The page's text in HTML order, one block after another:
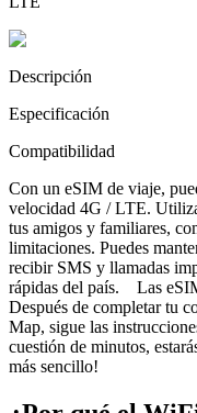
Descripción
Especificación
Compatibilidad
Con un eSIM de viaje,
velocidad 4G / LTE.
tus amigos y familiares,
limitaciones. Puedes
recibir SMS y llamadas
rápidas del país. Las
Después de completar tu
Map, sigue las
cuestión de minutos,
más sencillo!